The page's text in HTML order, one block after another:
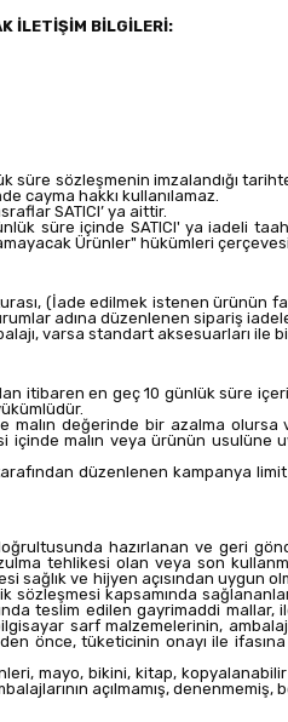
İLETİŞİM BİLGİLERİ:
süre sözleşmenin imzalandığı
cayma hakkı kullanılamaz.
SATICI’ ya aittir.
süre içinde SATICI' ya iadeli
Ürünler" hükümleri
(İade edilmek istenen ürünün
adına düzenlenen sipariş
varsa standart aksesuarları ile
itibaren en geç 10 günlük süre
değerinde bir azalma olursa
içinde malın veya ürünün usulüne
düzenlenen kampanya
hazırlanan ve geri
tehlikesi olan veya son
sağlık ve hijyen açısından
sözleşmesi kapsamında
teslim edilen gayrimaddi mallar,
sarf malzemelerinin,
önce, tüketicinin onayı ile
mayo, bikini, kitap,
açılmamış, denenmemiş,